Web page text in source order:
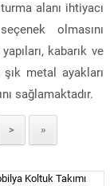
alanı ihtiyacı
olmasını
kabarık ve
metal ayakları
sağlamaktadır.
> »